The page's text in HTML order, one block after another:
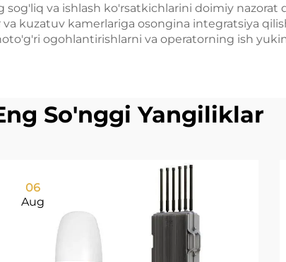
va ishlash ko'rsatkichlarini doimiy nazorat
kuzatuv kamerlariga osongina integratsiya
ogohlantirishlarni va operatorning ish
So'nggi Yangiliklar
06
Aug